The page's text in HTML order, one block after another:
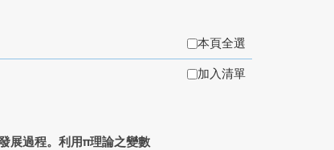
本頁全選
展過程。利用π理論之變數
加入清單